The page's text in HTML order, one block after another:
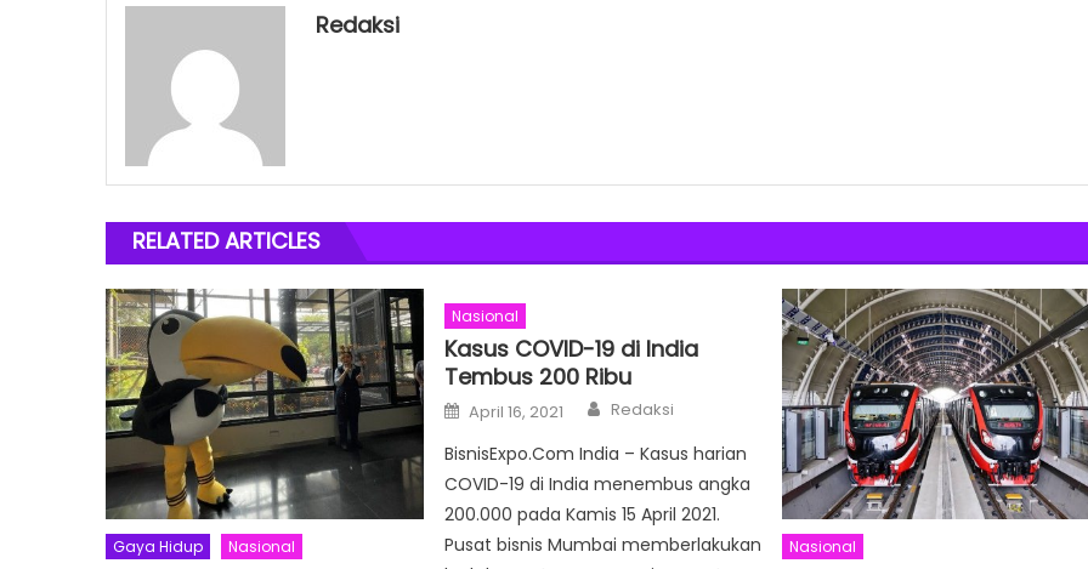
Redaksi
RELATED ARTICLES
Gaya Hidup Nasional
Nasional
Kasus COVID-19 di India
Tembus 200 Ribu
Posted
on
April 16, 2021 Author
Redaksi
BisnisExpo.Com India – Kasus harian
COVID-19 di India menembus angka
200.000 pada Kamis 15 April 2021.
Pusat bisnis Mumbai memberlakukan
Nasional